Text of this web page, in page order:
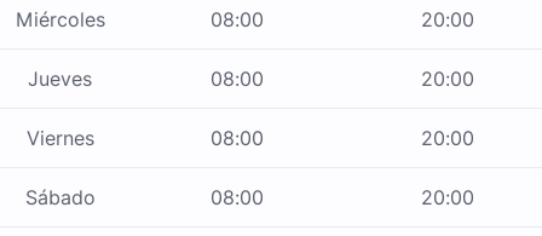
Miércoles 08:00 20:00
Jueves 08:00 20:00
Viernes 08:00 20:00
Sábado 08:00 20:00